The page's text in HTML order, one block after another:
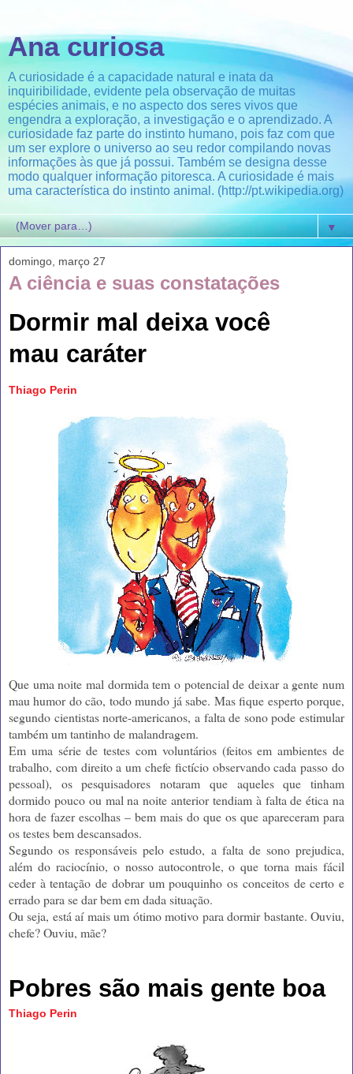
Ana curiosa
A curiosidade é a capacidade natural e inata da
inquiribilidade, evidente pela observação de muitas
espécies animais, e no aspecto dos seres vivos que
engendra a exploração, a investigação e o aprendizado. A
curiosidade faz parte do instinto humano, pois faz com que
um ser explore o universo ao seu redor compilando novas
informações às que já possui. Também se designa desse
modo qualquer informação pitoresca. A curiosidade é mais
uma característica do instinto animal. (http://pt.wikipedia.org)
▼
domingo, março 27
A ciência e suas constatações
Dormir mal deixa você
mau caráter
Thiago Perin
Que uma noite mal dormida tem o potencial de deixar a gente num
mau humor do cão, todo mundo já sabe. Mas fique esperto porque,
segundo cientistas norte-americanos, a falta de sono pode estimular
também um tantinho de malandragem.
Em uma série de testes com voluntários (feitos em ambientes de
trabalho, com direito a um chefe fictício observando cada passo do
pessoal), os pesquisadores notaram que aqueles que tinham
dormido pouco ou mal na noite anterior tendiam à falta de ética na
hora de fazer escolhas – bem mais do que os que apareceram para
os testes bem descansados.
Segundo os responsáveis pelo estudo, a falta de sono prejudica,
além do raciocínio, o nosso autocontrole, o que torna mais fácil
ceder à tentação de dobrar um pouquinho os conceitos de certo e
errado para se dar bem em dada situação.
Ou seja, está aí mais um ótimo motivo para dormir bastante. Ouviu,
chefe? Ouviu, mãe?
Pobres são mais gente boa
Thiago Perin